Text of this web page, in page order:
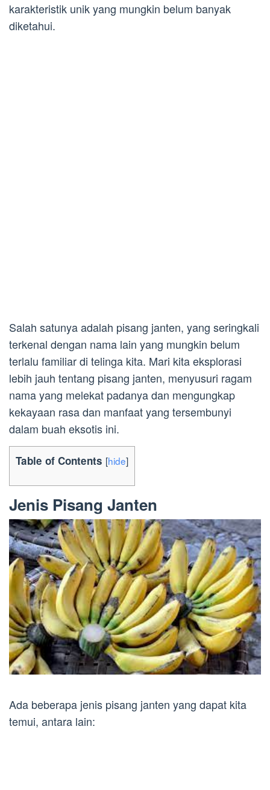
karakteristik unik yang mungkin belum banyak
diketahui.
Salah satunya adalah pisang janten, yang seringkali
terkenal dengan nama lain yang mungkin belum
terlalu familiar di telinga kita. Mari kita eksplorasi
lebih jauh tentang pisang janten, menyusuri ragam
nama yang melekat padanya dan mengungkap
kekayaan rasa dan manfaat yang tersembunyi
dalam buah eksotis ini.
Table of Contents [hide]
Jenis Pisang Janten
Ada beberapa jenis pisang janten yang dapat kita
temui, antara lain: